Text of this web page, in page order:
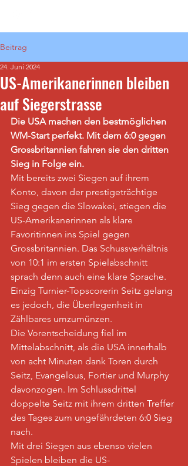
Beitrag
US-Amerikanerinnen bleiben
auf Siegerstrasse
24. Juni 2024
Die USA machen den bestmöglichen
WM-Start perfekt. Mit dem 6:0 gegen
Grossbritannien fahren sie den dritten
Sieg in Folge ein.
Mit bereits zwei Siegen auf ihrem
Konto, davon der prestigeträchtige
Sieg gegen die Slowakei, stiegen die
US-Amerikanerinnen als klare
Favoritinnen ins Spiel gegen
Grossbritannien. Das Schussverhältnis
von 10:1 im ersten Spielabschnitt
sprach denn auch eine klare Sprache.
Einzig Turnier-Topscorerin Seitz gelang
es jedoch, die Überlegenheit in
Zählbares umzumünzen.
Die Vorentscheidung fiel im
Mittelabschnitt, als die USA innerhalb
von acht Minuten dank Toren durch
Seitz, Evangelous, Fortier und Murphy
davonzogen. Im Schlussdrittel
doppelte Seitz mit ihrem dritten Treffer
des Tages zum ungefährdeten 6:0 Sieg
nach.
Mit drei Siegen aus ebenso vielen
Spielen bleiben die US-